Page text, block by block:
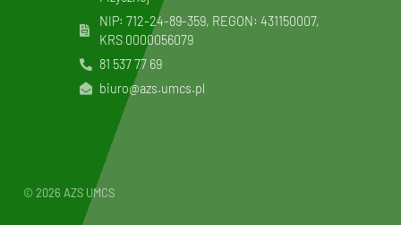
NIP: 712-24-89-359, REGON: 431150007,
KRS 0000056079
81 537 77 69
biuro@azs.umcs.pl
© 2026 AZS UMCS